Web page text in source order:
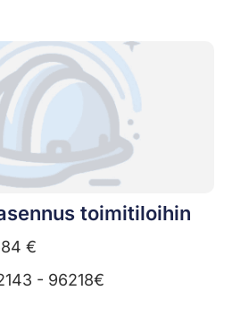
toimitiloihin
€
- 96218€